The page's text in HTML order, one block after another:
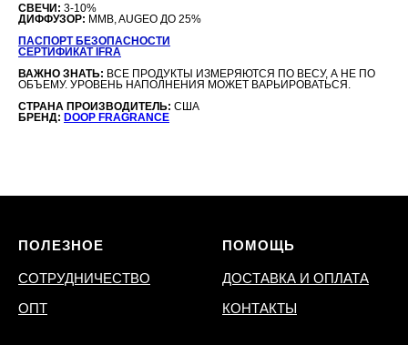
СВЕЧИ: 3-10%
ДИФФУЗОР: MMB, AUGEO ДО 25%
ПАСПОРТ БЕЗОПАСНОСТИ
СЕРТИФИКАТ IFRA
ВАЖНО ЗНАТЬ: ВСЕ ПРОДУКТЫ ИЗМЕРЯЮТСЯ ПО ВЕСУ, А НЕ ПО
ОБЪЕМУ. УРОВЕНЬ НАПОЛНЕНИЯ МОЖЕТ ВАРЬИРОВАТЬСЯ.
СТРАНА ПРОИЗВОДИТЕЛЬ: США
БРЕНД: DOOP FRAGRANCE
ПОЛЕЗНОЕ
СОТРУДНИЧЕСТВО
ОПТ
ПОМОЩЬ
ДОСТАВКА И ОПЛАТА
КОНТАКТЫ